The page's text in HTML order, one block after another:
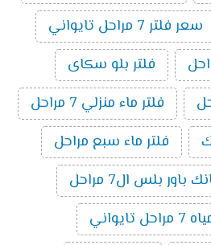
سعر فلتر 7 مراحل تايواني
فلتر بلو سكاى
فلتر ماء منزلي 7 مراحل
فلتر ماء سبع مراحل